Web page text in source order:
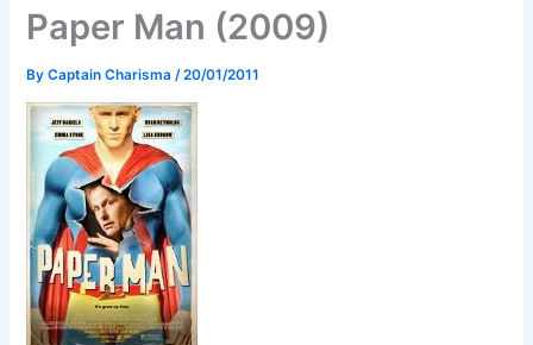
Paper Man (2009)
ByCaptain Charisma /20/01/2011